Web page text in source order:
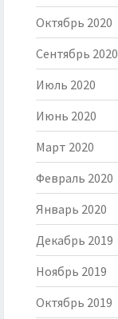
Октябрь 2020
Сентябрь 2020
Июль 2020
Июнь 2020
Март 2020
Февраль 2020
Январь 2020
Декабрь 2019
Ноябрь 2019
Октябрь 2019